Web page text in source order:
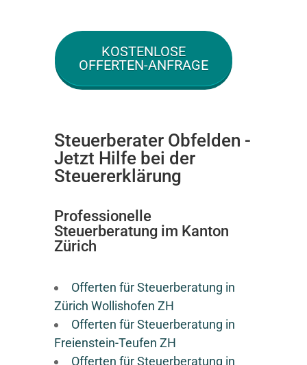
KOSTENLOSE
OFFERTEN-ANFRAGE
Steuerberater Obfelden -
Jetzt Hilfe bei der
Steuererklärung
Professionelle
Steuerberatung im Kanton
Zürich
Offerten für Steuerberatung in
Zürich Wollishofen ZH
Offerten für Steuerberatung in
Freienstein-Teufen ZH
Offerten für Steuerberatung in